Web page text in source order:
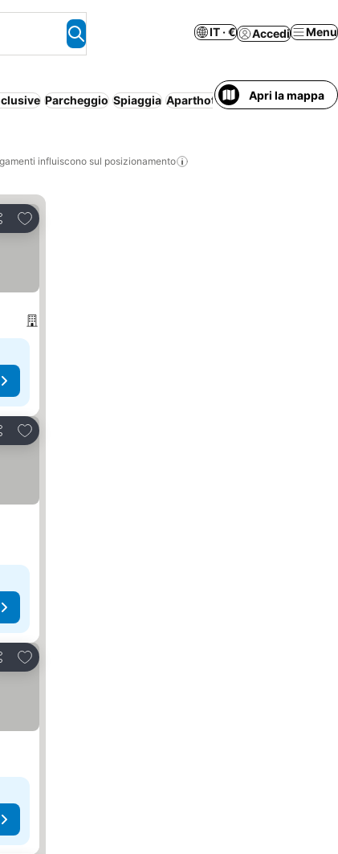
IT · € Accedi Menu
Parcheggio Spiaggia Aparthotel Cancellazione
Apri la mappa
influiscono sul posizionamento
Aggiungi ai preferiti
Aggiungi ai preferiti
Aggiungi ai preferiti